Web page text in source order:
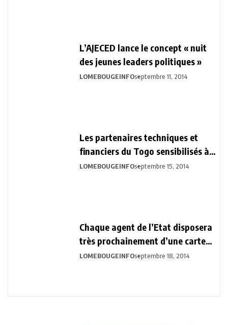
L’AJECED lance le concept « nuit
des jeunes leaders politiques »
LOMEBOUGEINFOseptembre 11, 2014
Les partenaires techniques et
financiers du Togo sensibilisés à
la Vision Togo 2030
LOMEBOUGEINFOseptembre 15, 2014
Chaque agent de l’Etat disposera
très prochainement d’une carte
biométrique professionnelle.
LOMEBOUGEINFOseptembre 18, 2014